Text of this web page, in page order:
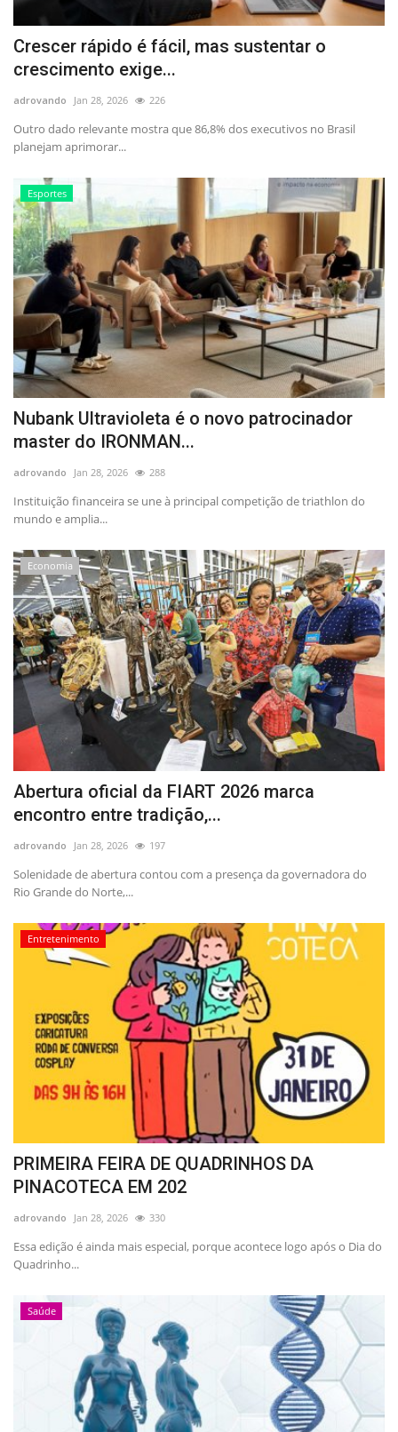
Crescer rápido é fácil, mas sustentar o
crescimento exige...
adrovando Jan 28, 2026 226
Outro dado relevante mostra que 86,8% dos executivos no Brasil
planejam aprimorar...
Esportes
Nubank Ultravioleta é o novo patrocinador
master do IRONMAN...
adrovando Jan 28, 2026 288
Instituição financeira se une à principal competição de triathlon do
mundo e amplia...
Economia
Abertura oficial da FIART 2026 marca
encontro entre tradição,...
adrovando Jan 28, 2026 197
Solenidade de abertura contou com a presença da governadora do
Rio Grande do Norte,...
Entretenimento
PRIMEIRA FEIRA DE QUADRINHOS DA
PINACOTECA EM 202
adrovando Jan 28, 2026 330
Essa edição é ainda mais especial, porque acontece logo após o Dia do
Quadrinho...
Saúde